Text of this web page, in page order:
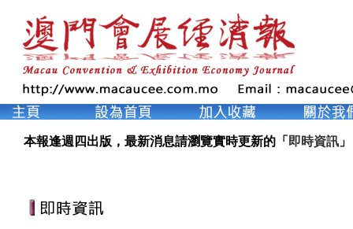
本報逢週四出版，最新消息請瀏覽實時更新的「 即時資訊 」